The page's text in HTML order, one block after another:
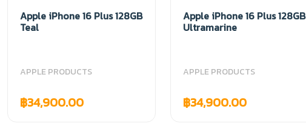
Apple iPhone 16 Plus 128GB
Teal
APPLE PRODUCTS
฿34,900.00
Apple iPhone 16 Plus 128GB
Ultramarine
APPLE PRODUCTS
฿34,900.00